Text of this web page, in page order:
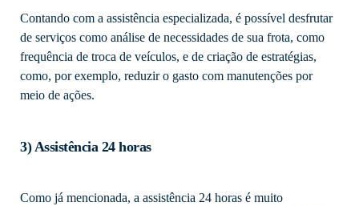
Contando com a assistência especializada, é possível desfrutar
de serviços como análise de necessidades de sua frota, como
frequência de troca de veículos, e de criação de estratégias,
como, por exemplo, reduzir o gasto com manutenções por
meio de ações.
3) Assistência 24 horas
Como já mencionada, a assistência 24 horas é muito